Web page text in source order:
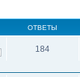
ОТВЕТЫ
184